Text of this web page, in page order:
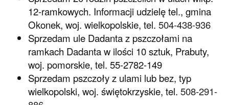
12-ramkowych. Informacji udzielę tel., gmina
Okonek, woj. wielkopolskie, tel. 504-438-936
Sprzedam ule Dadanta z pszczołami na
ramkach Dadanta w ilości 10 sztuk, Prabuty,
woj. pomorskie, tel. 55-2782-149
Sprzedam pszczoły z ulami lub bez, typ
wielkopolski, woj. świętokrzyskie, tel. 508-291-